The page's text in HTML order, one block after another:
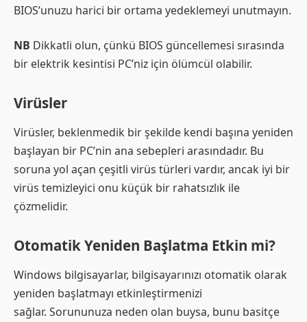
BIOS’unuzu harici bir ortama yedeklemeyi unutmayın.
NB Dikkatli olun, çünkü BIOS güncellemesi sırasında
bir elektrik kesintisi PC’niz için ölümcül olabilir.
Virüsler
Virüsler, beklenmedik bir şekilde kendi başına yeniden
başlayan bir PC’nin ana sebepleri arasındadır. Bu
soruna yol açan çeşitli virüs türleri vardır, ancak iyi bir
virüs temizleyici onu küçük bir rahatsızlık ile
çözmelidir.
Otomatik Yeniden Başlatma Etkin mi?
Windows bilgisayarlar, bilgisayarınızı otomatik olarak
yeniden başlatmayı etkinleştirmenizi
sağlar. Sorununuza neden olan buysa, bunu basitçe